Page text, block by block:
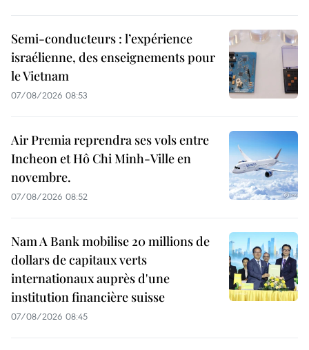
Semi-conducteurs : l’expérience
israélienne, des enseignements pour
le Vietnam
07/08/2026 08:53
Air Premia reprendra ses vols entre
Incheon et Hô Chi Minh-Ville en
novembre.
07/08/2026 08:52
Nam A Bank mobilise 20 millions de
dollars de capitaux verts
internationaux auprès d'une
institution financière suisse
07/08/2026 08:45